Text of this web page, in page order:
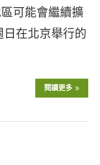
可能會繼續擴
在北京舉行的
閱讀更多